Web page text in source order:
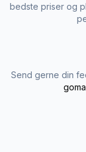
bedste priser og
Send gerne din